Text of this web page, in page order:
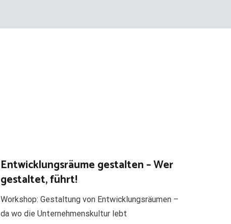
Entwicklungsräume gestalten – Wer
gestaltet, führt!
Workshop: Gestaltung von Entwicklungsräumen –
da wo die Unternehmenskultur lebt